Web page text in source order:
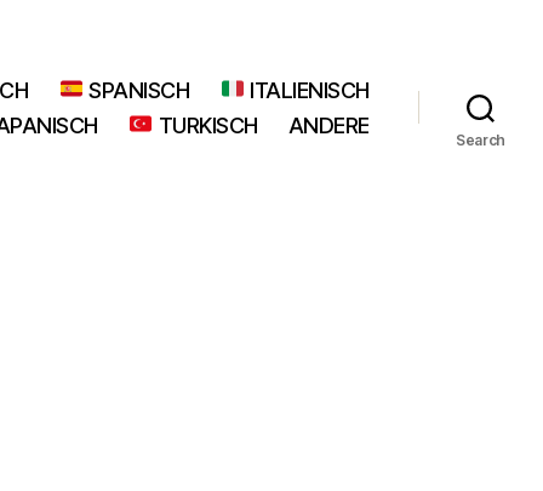
SPANISCH
ITALIENISCH
TURKISCH ANDERE
Search